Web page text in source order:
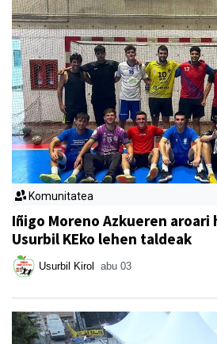
Komunitatea
Iñigo Moreno Azkueren aroari
Usurbil KEko lehen taldeak
Usurbil Kirol abu 03